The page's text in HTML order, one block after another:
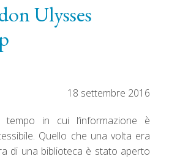
Ulysses
18 settembre 2016
in cui l’informazione è
Quello che una volta era
di una biblioteca è stato aperto